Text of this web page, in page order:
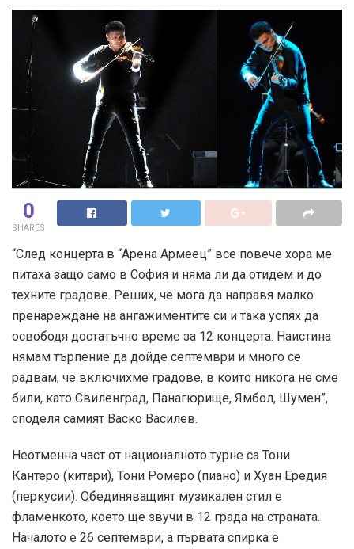
0
SHARES
“След концерта в “Арена Армеец” все повече хора ме
питаха защо само в София и няма ли да отидем и до
техните градове. Реших, че мога да направя малко
пренареждане на ангажиментите си и така успях да
освободя достатъчно време за 12 концерта. Наистина
нямам търпение да дойде септември и много се
радвам, че включихме градове, в които никога не сме
били, като Свиленград, Панагюрище, Ямбол, Шумен”,
споделя самият Васко Василев.
Неотменна част от националното турне са Тони
Кантеро (китари), Тони Ромеро (пиано) и Хуан Ередия
(перкусии). Обединяващият музикален стил е
фламенкото, което ще звучи в 12 града на страната.
Началото е 26 септември, а първата спирка е